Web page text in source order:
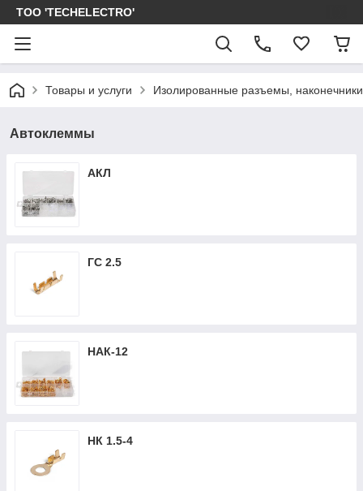
ТОО 'TECHELECTRO'
Товары и услуги Изолированные разъемы,
Автоклеммы
АКЛ
ГС 2.5
НАК-12
НК 1.5-4